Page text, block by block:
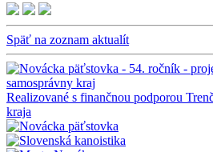
Späť na zoznam aktualít
Realizované s finančnou podporou
kraja